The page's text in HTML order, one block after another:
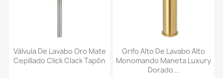
Válvula De Lavabo Oro Mate
Cepillado Click Clack Tapón
Grifo Alto De Lavabo Alto
Monomando Maneta Luxury
Dorado...